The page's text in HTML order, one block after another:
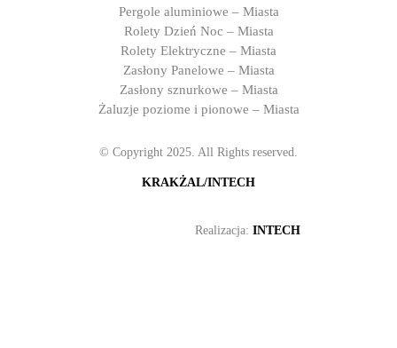
Pergole aluminiowe – Miasta
Rolety Dzień Noc – Miasta
Rolety Elektryczne – Miasta
Zasłony Panelowe – Miasta
Zasłony sznurkowe – Miasta
Żaluzje poziome i pionowe – Miasta
© Copyright 2025. All Rights reserved.
KRAKŻAL/INTECH
Realizacja: INTECH